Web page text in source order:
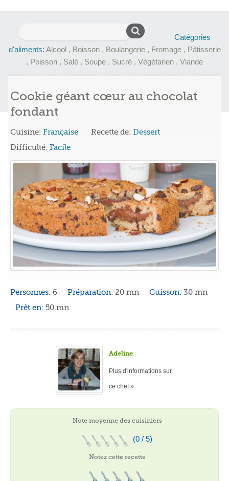
Catégories
d'aliments: Alcool , Boisson, Boulangerie, Fromage, Pâtisserie
, Poisson , Salé , Soupe , Sucré , Végétarien , Viande
Cookie géant cœur au chocolat
fondant
Cuisine: Française Recette de: Dessert
Difficulté: Facile
Personnes: 6 Préparation: 20 mn Cuisson: 30 mn
Prêt en: 50 mn
Adeline
Plus d'informations sur
ce chef »
Note moyenne des cuisiniers
(0 / 5)
Notez cette recette